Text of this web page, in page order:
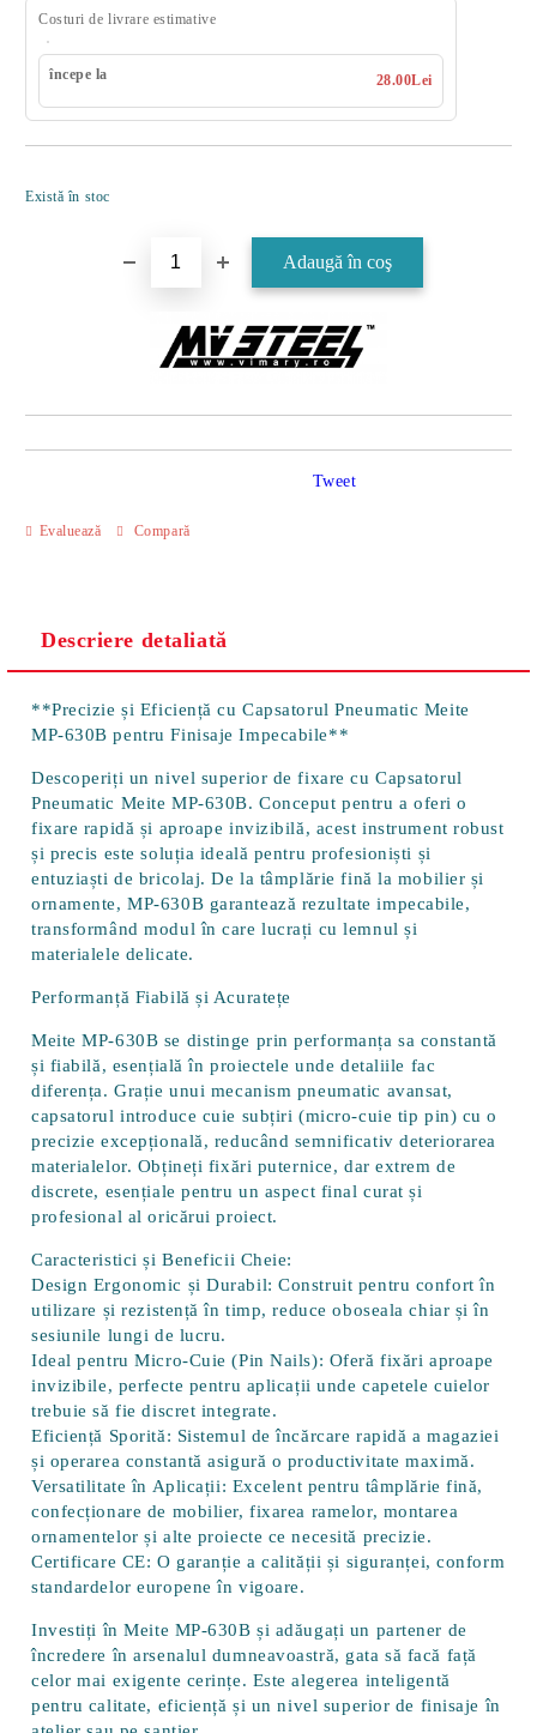
Costuri de livrare estimative
începe la 28.00Lei
Există în stoc
Evaluează Compară
Tweet
Descriere detaliată
**Precizie și Eficiență cu Capsatorul Pneumatic Meite
MP-630B pentru Finisaje Impecabile**
Descoperiți un nivel superior de fixare cuCapsatorul
Pneumatic Meite MP-630B. Conceput pentru a oferi o
fixare rapidă și aproape invizibilă, acest instrument robust
și precis este soluția ideală pentru profesioniști și
entuziaști de bricolaj. De la tâmplărie fină la mobilier și
ornamente, MP-630B garantează rezultate impecabile,
transformând modul în care lucrați cu lemnul și
materialele delicate.
Performanță Fiabilă și Acuratețe
Meite MP-630B se distinge prin performanța sa constantă
și fiabilă, esențială în proiectele unde detaliile fac
diferența. Grație unui mecanism pneumatic avansat,
capsatorul introduce cuie subțiri (micro-cuie tip pin) cu o
precizie excepțională, reducând semnificativ deteriorarea
materialelor. Obțineți fixări puternice, dar extrem de
discrete, esențiale pentru un aspect final curat și
profesional al oricărui proiect.
Caracteristici și Beneficii Cheie:
Design Ergonomic și Durabil: Construit pentru confort în
utilizare și rezistență în timp, reduce oboseala chiar și în
sesiunile lungi de lucru.
Ideal pentru Micro-Cuie (Pin Nails): Oferă fixări aproape
invizibile, perfecte pentru aplicații unde capetele cuielor
trebuie să fie discret integrate.
Eficiență Sporită: Sistemul de încărcare rapidă a magaziei
și operarea constantă asigură o productivitate maximă.
Versatilitate în Aplicații: Excelent pentru tâmplărie fină,
confecționare de mobilier, fixarea ramelor, montarea
ornamentelor și alte proiecte ce necesită precizie.
Certificare CE: O garanție a calității și siguranței, conform
standardelor europene în vigoare.
Investiți în Meite MP-630B și adăugați un partener de
încredere în arsenalul dumneavoastră, gata să facă față
celor mai exigente cerințe. Este alegerea inteligentă
pentru calitate, eficiență și un nivel superior de finisaje în